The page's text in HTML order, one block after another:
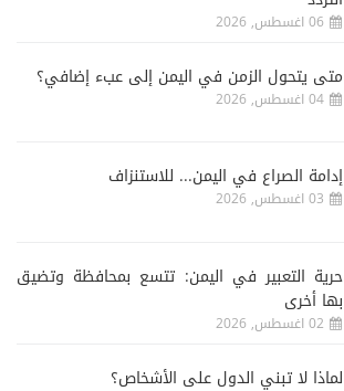
06 اغسطس, 2026
متى يتحول الزمن في اليمن إلى عبء إضافي؟
04 اغسطس, 2026
إدامة الصراع في اليمن... للاستنزاف
03 اغسطس, 2026
حرية التعبير في اليمن: تتسع بمحافظة وتضيق
بها أخرى
02 اغسطس, 2026
لماذا لا تبني الدول على الأشخاص؟